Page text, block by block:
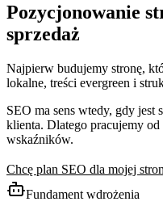
Pozycjonowanie
sprzedaż
Najpierw budujemy stronę,
lokalne, treści evergreen i
SEO ma sens wtedy, gdy
klienta. Dlatego pracujemy
wskaźników.
Chcę plan SEO dla mojej
Fundament wdrożenia